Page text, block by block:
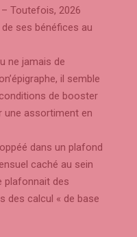
Toutefois, 2026
ses bénéfices au
ne jamais de
il semble
de booster
une assortiment en
dans un plafond
caché au sein
plafonnait des
des calcul « de base